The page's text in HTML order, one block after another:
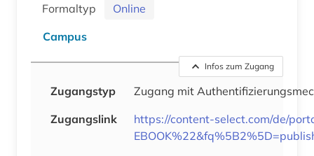
Formaltyp
Online
Campus
Infos zum Zugang
Zugangstyp
Zugang mit
Zugangslink
https://content-select.com/de/